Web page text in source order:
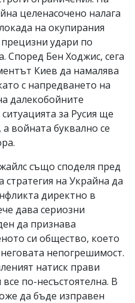
целенасочено налага
на окупирания
удари по
Според Бен Ходжис, сега
Киев да намалява
с напредването на
далекобойните
за Русия ще
войната буквално се
също споделя пред
стратегия на Украйна да
директно в
дава сериозни
да признава
си общество, което
непогрешимост.
натиск прави
по-несъстоятелна. В
да бъде изправен